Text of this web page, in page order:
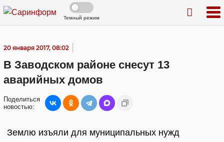
Темный режим
20 января 2017, 08:02
В Заводском районе снесут 13
аварийных домов
Поделиться
новостью:
Землю изъяли для муниципальных нужд